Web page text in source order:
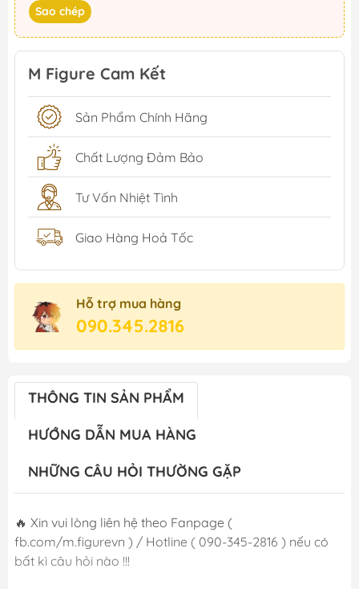
Sao chép
M Figure Cam Kết
Sản Phẩm Chính Hãng
Chất Lượng Đảm Bảo
Tư Vấn Nhiệt Tình
Giao Hàng Hoả Tốc
Hỗ trợ mua hàng
090.345.2816
THÔNG TIN SẢN PHẨM
HƯỚNG DẪN MUA HÀNG
NHỮNG CÂU HỎI THƯỜNG GẶP
🔥 Xin vui lòng liên hệ theo Fanpage (
fb.com/m.figurevn ) / Hotline ( 090-345-2816 ) nếu có
bất kì câu hỏi nào !!!